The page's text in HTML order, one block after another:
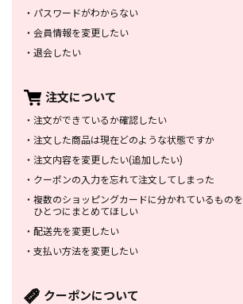
・ パスワードがわからない
・ 会員情報を変更したい
・ 退会したい
注文について
・ 注文ができているか確認したい
・ 注文した商品は現在どのような状態ですか
・ 注文内容を変更したい(追加したい)
・ クーポンの入力を忘れて注文してしまった
・ 複数のショッピングカードに分かれているものを
ひとつにまとめてほしい
・ 配送先を変更したい
・ 支払い方法を変更したい
クーポンについて